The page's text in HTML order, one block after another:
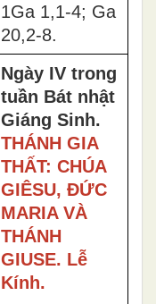
1Ga 1,1-4; Ga
20,2-8.
Ngày IV trong
tuần Bát nhật
Giáng Sinh.
THÁNH GIA
THẤT: CHÚA
GIÊSU, ĐỨC
MARIA VÀ
THÁNH
GIUSE. Lễ
Kính.